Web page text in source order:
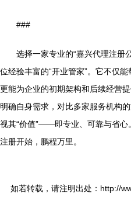
###
选择一家专业的“嘉兴代理注册
位经验丰富的“开业管家”。它不仅
更能为企业的初期架构和后续经营
明确自身需求，对比多家服务机构
视其“价值”——即专业、可靠与省心
注册开始，鹏程万里。
如若转载，请注明出处：http://